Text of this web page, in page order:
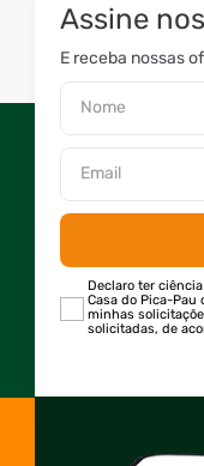
Assine
E receba nossas
Declaro ter
Casa do Pica-Pau
minhas
solicitadas, de